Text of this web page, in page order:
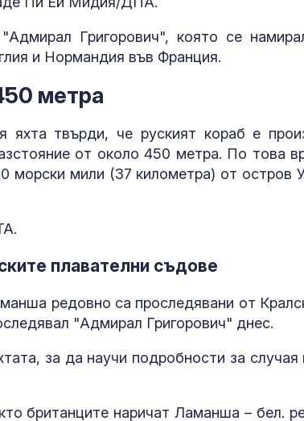
Григорович", която се
и Нормандия във Франция.
метра
яхта твърди, че руският кораб е
от около 450 метра. По това
морски мили (37 километра) от остров
плавателни съдове
редовно са проследявани от
"Адмирал Григорович" днес.
за да научи подробности за случая
британците наричат Ламанша – бел.
Страната ни
хил. паунда
какво